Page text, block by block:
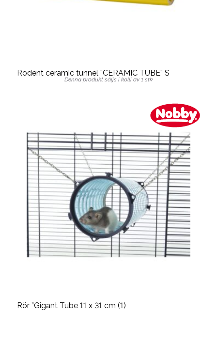
Rodent ceramic tunnel ”CERAMIC TUBE” S
Denna produkt säljs i kolli av 1 stk
Rör ”Gigant Tube 11 x 31 cm (1)